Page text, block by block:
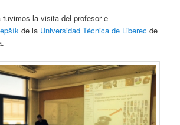
tuvimos la visita del profesor e
de la Universidad Técnica de Liberec de